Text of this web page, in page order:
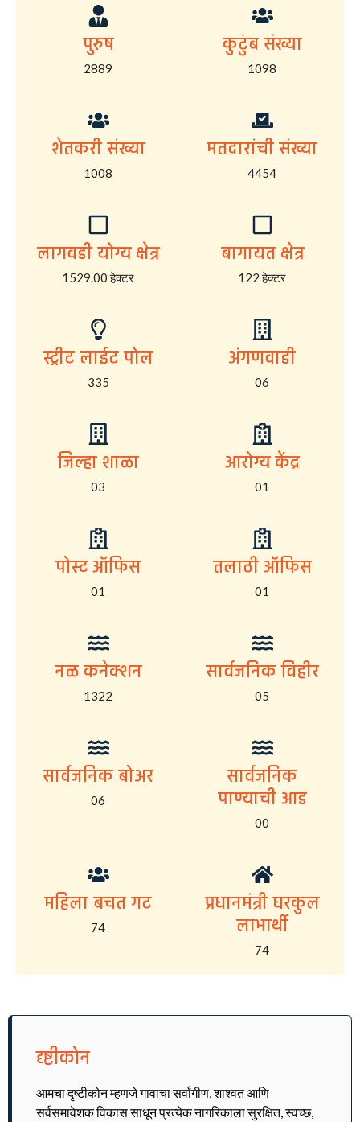
पुरुष
2889
कुटुंब संख्या
1098
शेतकरी संख्या
1008
मतदारांची संख्या
4454
लागवडी योग्य क्षेत्र
1529.00 हेक्टर
बागायत क्षेत्र
122 हेक्टर
स्ट्रीट लाईट पोल
335
अंगणवाडी
06
जिल्हा शाळा
03
आरोग्य केंद्र
01
पोस्ट ऑफिस
01
तलाठी ऑफिस
01
नळ कनेक्शन
1322
सार्वजनिक विहीर
05
सार्वजनिक बोअर
06
सार्वजनिक
पाण्याची आड
00
महिला बचत गट
74
प्रधानमंत्री घरकुल
लाभार्थी
74
दृष्टीकोन
आमचा दृष्टीकोन म्हणजे गावाचा सर्वांगीण, शाश्वत आणि
सर्वसमावेशक विकास साधून प्रत्येक नागरिकाला सुरक्षित, स्वच्छ,